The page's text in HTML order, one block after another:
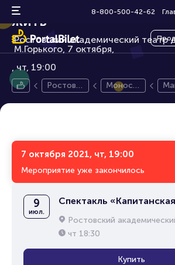
8-800-500-42-62
Максим Аверин. Научи
жить
Ростовский академический театр
М.Горького, 7 октября,
чт, 19:00
Ростов-
Моносп
7 октября 2021, чт, 19:00
Мероприятие уже закончилось
9
июл.
Спектакль
Ростовский академический театр
чт 18:30
Купить